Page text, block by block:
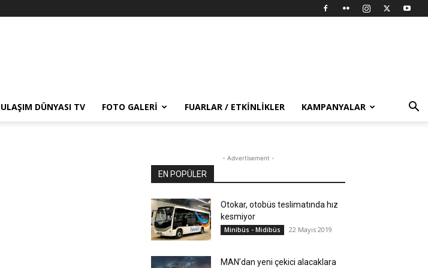
ULAŞIM DÜNYASI TV FOTO GALERI FUARLAR / ETKINLIKLER KAMPANYALAR
- Advertisement -
EN POPÜLER
Otokar, otobüs teslimatında hız
kesmiyor
Minibüs - Midibüs 22 Mayıs 2019
MAN’dan yeni çekici alacaklara